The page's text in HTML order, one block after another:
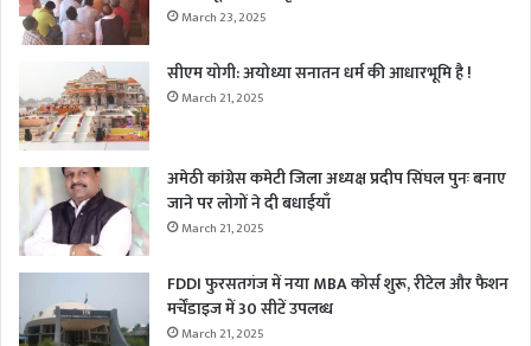
March 23, 2025
सीएम योगी: अयोध्या सनातन धर्म की आधारभूमि है !
March 21, 2025
अमेठी कांग्रेस कमेटी जिला अध्यक्ष प्रदीप सिंघल पुनः बनाए
जाने पर लोगों ने दी बधाईयाँ
March 21, 2025
FDDI फुरसतगंज में नया MBA कोर्स शुरू, रीटेल और फैशन
मर्चेंडाइज में 30 सीटें उपलब्ध
March 21, 2025